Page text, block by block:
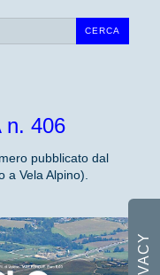
CERCA
n. 406
pubblicato dal
a Vela Alpino).